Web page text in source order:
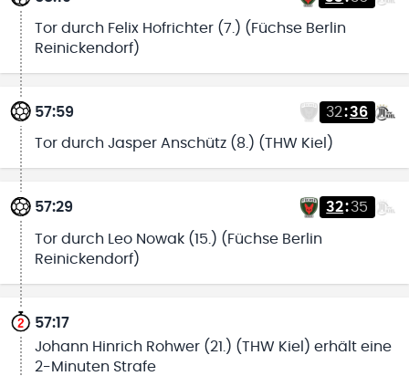
Tor durch Felix Hofrichter (7.) (Füchse Berlin
Reinickendorf)
57:59 32:36
Tor durch Jasper Anschütz (8.) (THW Kiel)
57:29 32:35
Tor durch Leo Nowak (15.) (Füchse Berlin
Reinickendorf)
57:17
Johann Hinrich Rohwer (21.) (THW Kiel) erhält eine
2-Minuten Strafe